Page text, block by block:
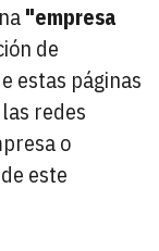
"empresa
de
estas páginas
redes
o
este